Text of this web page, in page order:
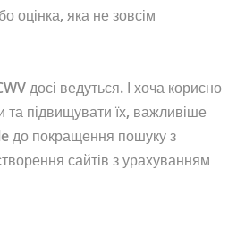
оцінка, яка не зовсім
досі ведуться. І хоча корисно
та підвищувати їх, важливіше
до покращення пошуку з
сайтів з урахуванням